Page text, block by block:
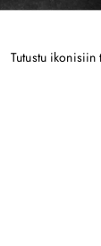
Tutustu ikonisiin